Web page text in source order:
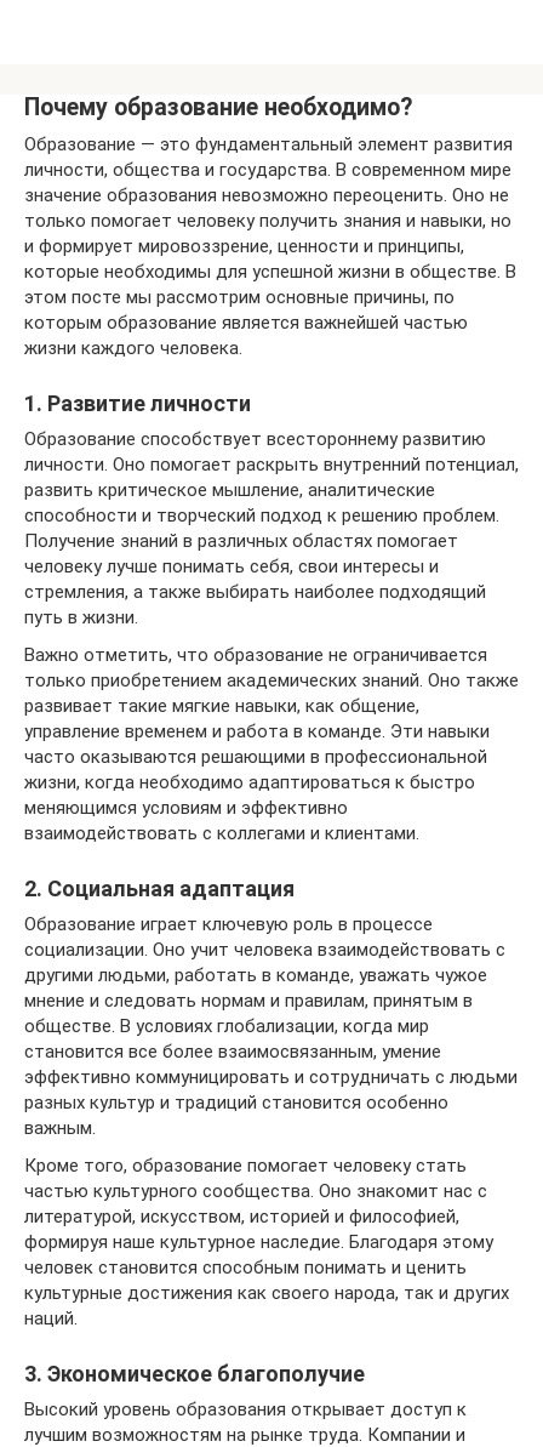
Почему образование необходимо?
Образование — это фундаментальный элемент развития
личности, общества и государства. В современном мире
значение образования невозможно переоценить. Оно не
только помогает человеку получить знания и навыки, но
и формирует мировоззрение, ценности и принципы,
которые необходимы для успешной жизни в обществе. В
этом посте мы рассмотрим основные причины, по
которым образование является важнейшей частью
жизни каждого человека.
1. Развитие личности
Образование способствует всестороннему развитию
личности. Оно помогает раскрыть внутренний потенциал,
развить критическое мышление, аналитические
способности и творческий подход к решению проблем.
Получение знаний в различных областях помогает
человеку лучше понимать себя, свои интересы и
стремления, а также выбирать наиболее подходящий
путь в жизни.
Важно отметить, что образование не ограничивается
только приобретением академических знаний. Оно также
развивает такие мягкие навыки, как общение,
управление временем и работа в команде. Эти навыки
часто оказываются решающими в профессиональной
жизни, когда необходимо адаптироваться к быстро
меняющимся условиям и эффективно
взаимодействовать с коллегами и клиентами.
2. Социальная адаптация
Образование играет ключевую роль в процессе
социализации. Оно учит человека взаимодействовать с
другими людьми, работать в команде, уважать чужое
мнение и следовать нормам и правилам, принятым в
обществе. В условиях глобализации, когда мир
становится все более взаимосвязанным, умение
эффективно коммуницировать и сотрудничать с людьми
разных культур и традиций становится особенно
важным.
Кроме того, образование помогает человеку стать
частью культурного сообщества. Оно знакомит нас с
литературой, искусством, историей и философией,
формируя наше культурное наследие. Благодаря этому
человек становится способным понимать и ценить
культурные достижения как своего народа, так и других
наций.
3. Экономическое благополучие
Высокий уровень образования открывает доступ к
лучшим возможностям на рынке труда. Компании и